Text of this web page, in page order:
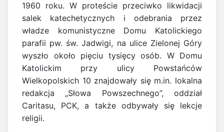
1960 roku. W proteście przeciwko likwidacji
salek katechetycznych i odebrania przez
władze komunistyczne Domu Katolickiego
parafii pw. św. Jadwigi, na ulice Zielonej Góry
wyszło około pięciu tysięcy osób. W Domu
Katolickim przy ulicy Powstańców
Wielkopolskich 10 znajdowały się m.in. lokalna
redakcja „Słowa Powszechnego”, oddział
Caritasu, PCK, a także odbywały się lekcje
religii.